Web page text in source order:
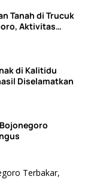
Tanah di Trucuk
Aktivitas
di Kalitidu
Diselamatkan